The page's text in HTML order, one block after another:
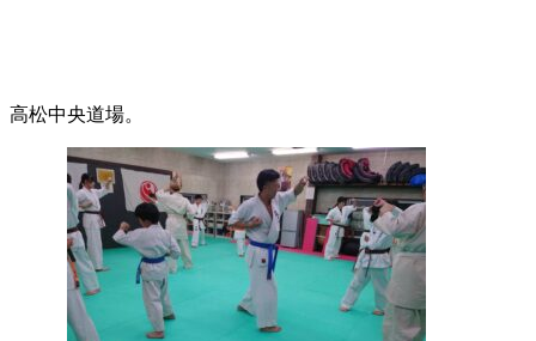
高松中央道場。